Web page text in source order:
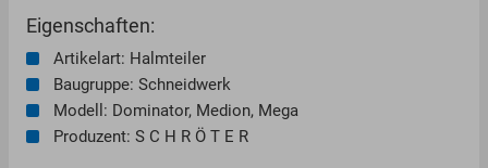
Eigenschaften:
Artikelart: Halmteiler
Baugruppe: Schneidwerk
Modell: Dominator, Medion, Mega
Produzent: S C H R Ö T E R